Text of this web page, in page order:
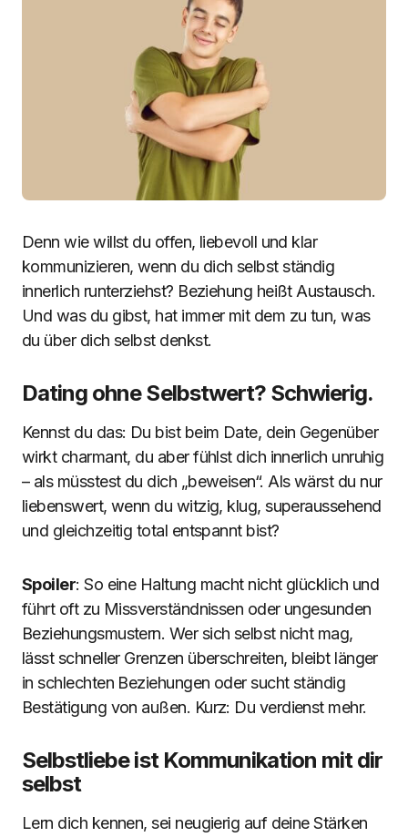
Denn wie willst du offen, liebevoll und klar
kommunizieren, wenn du dich selbst ständig
innerlich runterziehst? Beziehung heißt Austausch.
Und was du gibst, hat immer mit dem zu tun, was
du über dich selbst denkst.
Dating ohne Selbstwert? Schwierig.
Kennst du das: Du bist beim Date, dein Gegenüber
wirkt charmant, du aber fühlst dich innerlich unruhig
– als müsstest du dich „beweisen“. Als wärst du nur
liebenswert, wenn du witzig, klug, superaussehend
und gleichzeitig total entspannt bist?
Spoiler: So eine Haltung macht nicht glücklich und
führt oft zu Missverständnissen oder ungesunden
Beziehungsmustern. Wer sich selbst nicht mag,
lässt schneller Grenzen überschreiten, bleibt länger
in schlechten Beziehungen oder sucht ständig
Bestätigung von außen. Kurz: Du verdienst mehr.
Selbstliebe ist Kommunikation mit dir
selbst
Lern dich kennen, sei neugierig auf deine Stärken